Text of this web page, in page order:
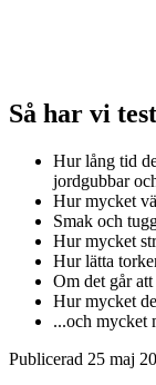
Så har vi
Hur lång tid
jordgubbar
Hur mycket
Smak och
Hur mycket
Hur lätta
Om det går
Hur mycket
...och mycket
Publicerad 25 maj